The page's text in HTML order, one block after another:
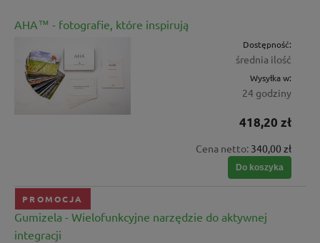
AHA™ - fotografie, które inspirują
Dostępność:
średnia ilość
Wysyłka w:
24 godziny
418,20 zł
Cena netto: 340,00 zł
Do koszyka
Gumizela - Wielofunkcyjne narzędzie do aktywnej
integracji
PROMOCJA